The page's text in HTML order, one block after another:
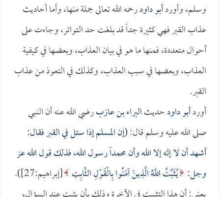
وسلم، وأوردأبو داودرحمه الله تعالى جملة منها، وأما أحاديث
عذاب القبر فهي كثيرة جداً قد بلغت حد التواتر، وجاءت على
أحوال متعددة، فمنها ما هو في بيان العذاب، وبعضها في كيفية
العذاب، وبعضها في سبب العذاب، وكذلك في التعوذ من عذاب
القبر.
أوردأبو داودحديثالبراء بن عازبرضي الله عنه أن النبي
صلى الله عليه وسلم قال: (إن المسلم إذا سئل في القبر فقال:
أشهد أن لا إله إلا الله وأن محمداً رسول الله، فذلك قول الله عز
وجل: يُثَبِّتُ اللَّهُ الَّذِينَ آمَنُوا بِالْقَوْلِ الثَّابِتِ [إبراهيم:27]).